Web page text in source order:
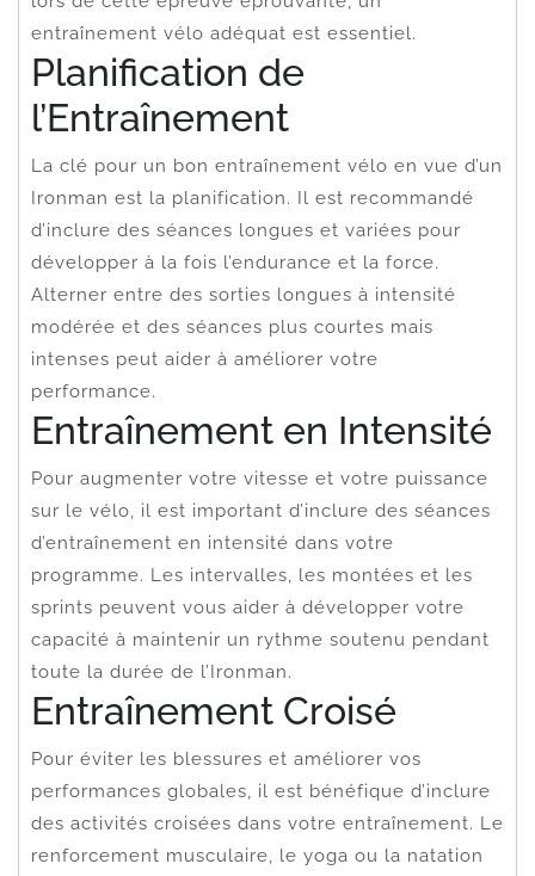
entraînement vélo adéquat est essentiel.
Planification de
l’Entraînement
La clé pour un bon entraînement vélo en vue d’un
Ironman est la planification. Il est recommandé
d’inclure des séances longues et variées pour
développer à la fois l’endurance et la force.
Alterner entre des sorties longues à intensité
modérée et des séances plus courtes mais
intenses peut aider à améliorer votre
performance.
Entraînement en Intensité
Pour augmenter votre vitesse et votre puissance
sur le vélo, il est important d’inclure des séances
d’entraînement en intensité dans votre
programme. Les intervalles, les montées et les
sprints peuvent vous aider à développer votre
capacité à maintenir un rythme soutenu pendant
toute la durée de l’Ironman.
Entraînement Croisé
Pour éviter les blessures et améliorer vos
performances globales, il est bénéfique d’inclure
des activités croisées dans votre entraînement. Le
renforcement musculaire, le yoga ou la natation